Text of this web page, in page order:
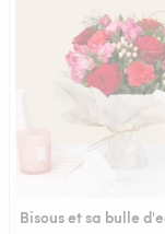
Bisous et sa bulle